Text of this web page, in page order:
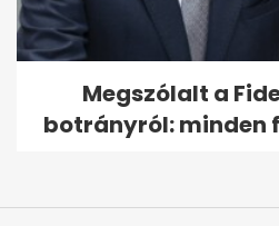
Megszólalt a
botrányról: minden